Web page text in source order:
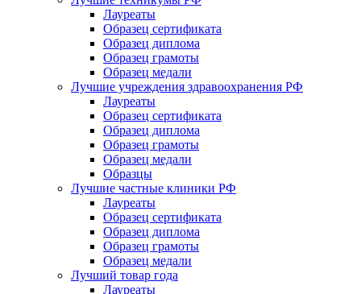
Лауреаты
Образец сертификата
Образец диплома
Образец грамоты
Образец медали
Лучшие учреждения здравоохранения РФ
Лауреаты
Образец сертификата
Образец диплома
Образец грамоты
Образец медали
Образцы
Лучшие частные клиники РФ
Лауреаты
Образец сертификата
Образец диплома
Образец грамоты
Образец медали
Лучший товар года
Лауреаты